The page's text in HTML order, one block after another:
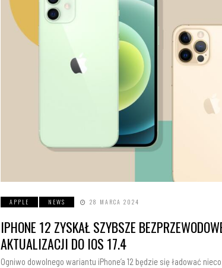
APPLE NEWS 28 MARCA 2024
IPHONE 12 ZYSKAŁ SZYBSZE
AKTUALIZACJI DO IOS 17.4
Ogniwo dowolnego wariantu iPhone’a 12 będzie się ładować